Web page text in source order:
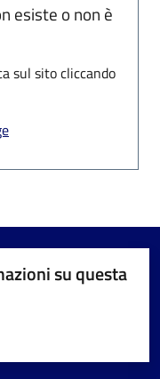
esiste o non è
sul sito cliccando
su questa